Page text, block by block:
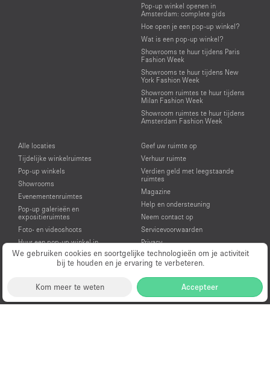
We gebruiken cookies en soortgelijke technologieën om je activiteit
bij te houden en je ervaring te verbeteren.
Kom meer te weten Accepteer
Pop-up winkel openen in
Amsterdam: complete gids
Hoe open je een pop-up winkel?
Wat is een pop-up winkel?
Showrooms te huur tijdens Paris
Fashion Week
Showrooms te huur tijdens New
York Fashion Week
Showroom ruimtes te huur tijdens
Milan Fashion Week
Showroom ruimtes te huur tijdens
Amsterdam Fashion Week
Alle locaties
Tijdelijke winkelruimtes
Pop-up winkels
Showrooms
Evenementenruimtes
Pop-up galerieën en
expositieruimtes
Foto- en videoshoots
Huur een pop-up winkel in
Amsterdam
Huur een showroom in Amsterdam
Amsterdam
Geef uw ruimte op
Verhuur ruimte
Verdien geld met leegstaande
ruimtes
Magazine
Help en ondersteuning
Neem contact op
Servicevoorwaarden
Privacy